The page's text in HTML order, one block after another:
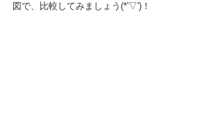
図で、比較してみましょう(*'▽')！